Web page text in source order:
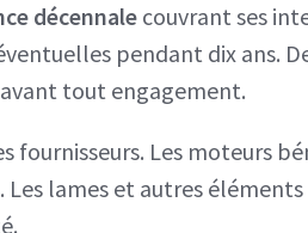
décennalecouvrant ses
pendant dix ans.
tout engagement.
fournisseurs. Les moteurs
lames et autres